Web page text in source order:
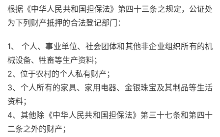
根据《中华人民共和国担保法》第四十三条之规定，公证处
为下列财产抵押的合法登记部门：
1、 个人、事业单位、社会团体和其他非企业组织所有的机
械设备、牲畜等生产资料；
2、位于农村的个人私有财产；
3、个人所有的家具、家用电器、金银珠宝及其制品等生活
资料；
4、其他除《中华人民共和国担保法》第三十七条和第四十
二条之外的财产；